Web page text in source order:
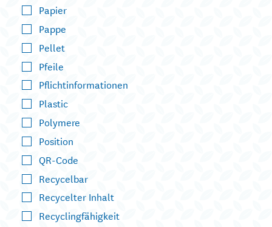
Papier
Pappe
Pellet
Pfeile
Pflichtinformationen
Plastic
Polymere
Position
QR-Code
Recycelbar
Recycelter Inhalt
Recyclingfähigkeit